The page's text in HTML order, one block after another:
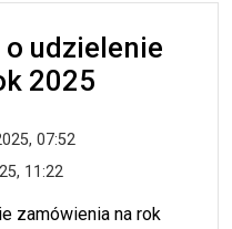
udzielenie
2025
07:52
11:22
zamówienia na rok